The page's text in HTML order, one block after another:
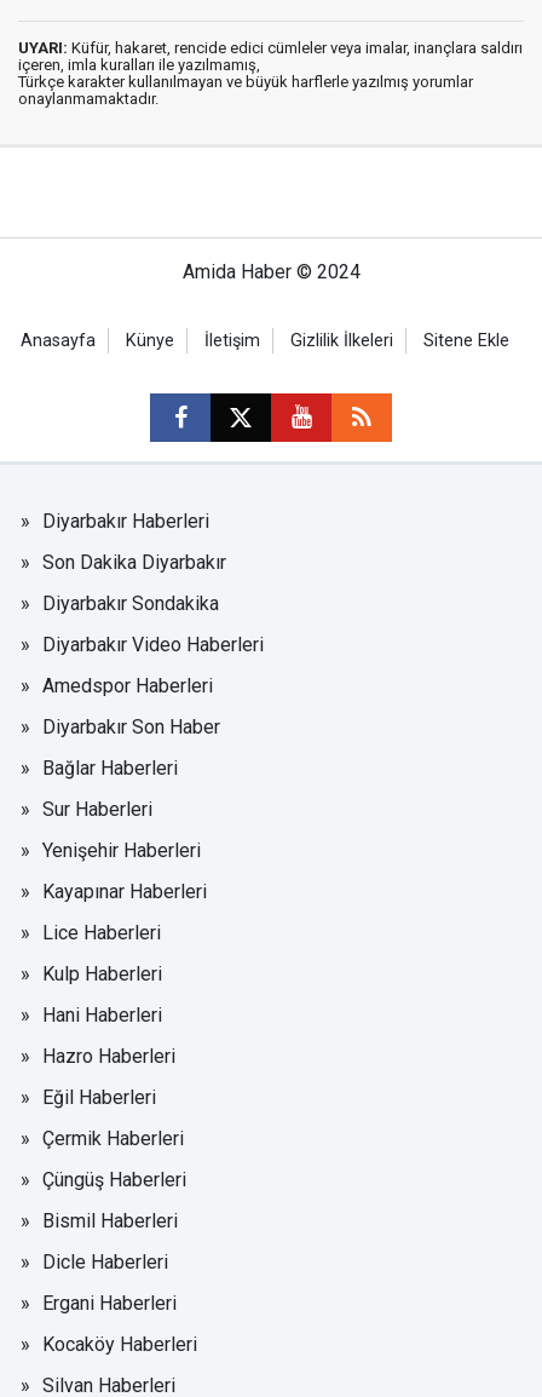
UYARI: Küfür, hakaret, rencide edici cümleler veya imalar, inançlara saldırı
içeren, imla kuralları ile yazılmamış,
Türkçe karakter kullanılmayan ve büyük harflerle yazılmış yorumlar
onaylanmamaktadır.
Amida Haber © 2024
Anasayfa Künye İletişim Gizlilik İlkeleri Sitene Ekle
Diyarbakır Haberleri
Son Dakika Diyarbakır
Diyarbakır Sondakika
Diyarbakır Video Haberleri
Amedspor Haberleri
Diyarbakır Son Haber
Bağlar Haberleri
Sur Haberleri
Yenişehir Haberleri
Kayapınar Haberleri
Lice Haberleri
Kulp Haberleri
Hani Haberleri
Hazro Haberleri
Eğil Haberleri
Çermik Haberleri
Çüngüş Haberleri
Bismil Haberleri
Dicle Haberleri
Ergani Haberleri
Kocaköy Haberleri
Silvan Haberleri